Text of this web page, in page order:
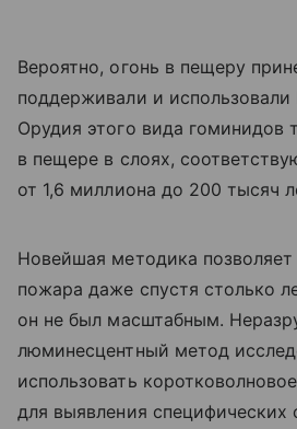
Вероятно, огонь в пещеру
поддерживали и использовали
Орудия этого вида гоминидов
в пещере в слоях,
от 1,6 миллиона до 200 тысяч
Новейшая методика
пожара даже спустя столько
он не был масштабным.
люминесцентный метод
использовать
для выявления специфических